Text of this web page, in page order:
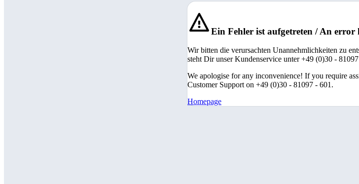
Ein Fehler ist aufgetreten / An error
Wir bitten die verursachten Unannehmlichkeiten zu
steht Dir unser Kundenservice unter +49 (0)30 -
We apologise for any inconvenience! If you require
Customer Support on +49 (0)30 - 81097 - 601.
Homepage